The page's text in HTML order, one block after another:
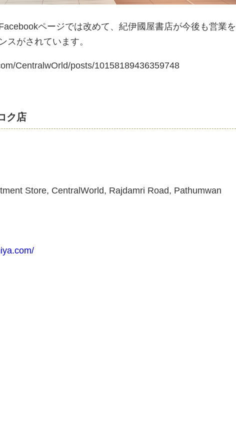
ページでは改めて、紀伊國屋書店が今後も営業
スがされています。
CentralwOrld/posts/10158189436359748
ク店
Store, CentralWorld, Rajdamri Road, Pathumwan